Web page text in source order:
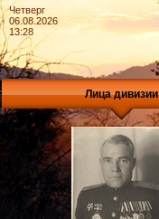
Четверг
06.08.2026
13:28
Лица дивизии